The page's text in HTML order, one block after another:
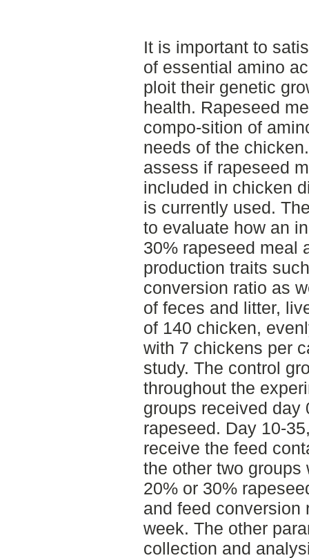
It is important to
of essential amino
ploit their genetic
health. Rapeseed
compo-sition of
needs of the
assess if rapeseed
included in chicken
is currently used.
to evaluate how an
30% rapeseed meal
production traits
conversion ratio as
of feces and litter,
of 140 chicken,
with 7 chickens per
study. The control
throughout the
groups received day
rapeseed. Day 10-
receive the feed
the other two
20% or 30%
and feed conversion
week. The other
collection and